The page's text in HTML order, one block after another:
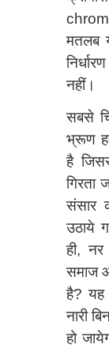
मतलब
नहीं।
सबसे
भ्रूण
है
गिरता
संसार
उठाये
ही, नर
समाज
है? यह
नारी
हो